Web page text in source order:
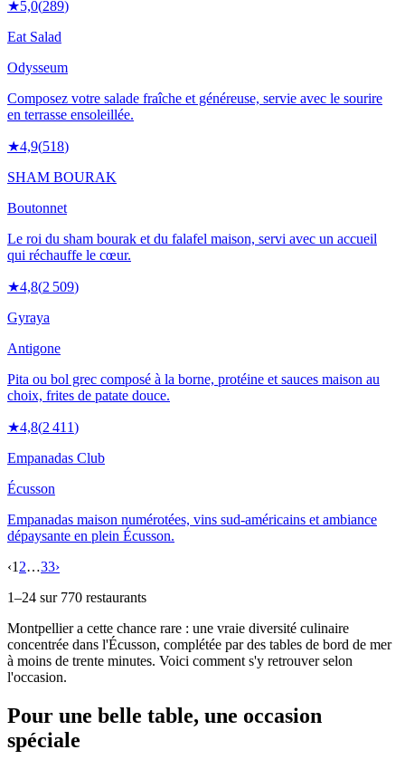
★5,0(289)
Eat Salad
Odysseum
Composez votre salade fraîche et généreuse, servie avec le sourire
en terrasse ensoleillée.
★4,9(518)
SHAM BOURAK
Boutonnet
Le roi du sham bourak et du falafel maison, servi avec un accueil
qui réchauffe le cœur.
★4,8(2 509)
Gyraya
Antigone
Pita ou bol grec composé à la borne, protéine et sauces maison au
choix, frites de patate douce.
★4,8(2 411)
Empanadas Club
Écusson
Empanadas maison numérotées, vins sud-américains et ambiance
dépaysante en plein Écusson.
‹1 2…33›
1–24 sur 770 restaurants
Montpellier a cette chance rare : une vraie diversité culinaire
concentrée dans l'Écusson, complétée par des tables de bord de mer
à moins de trente minutes. Voici comment s'y retrouver selon
l'occasion.
Pour une belle table, une occasion
spéciale